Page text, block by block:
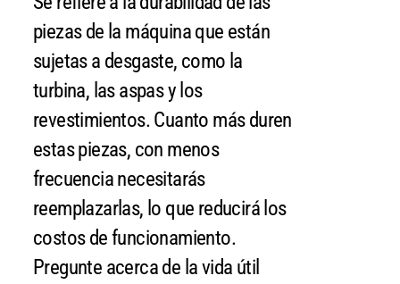
piezas de la máquina que están
sujetas a desgaste, como la
turbina, las aspas y los
revestimientos. Cuanto más duren
estas piezas, con menos
frecuencia necesitarás
reemplazarlas, lo que reducirá los
costos de funcionamiento.
Pregunte acerca de la vida útil